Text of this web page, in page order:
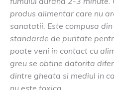
produs alimentar care nu
sanatatii. Este compusa
standarde de puritate
poate veni in contact cu
greu se obtine datorita
dintre gheata si mediul in
nu este toxica.